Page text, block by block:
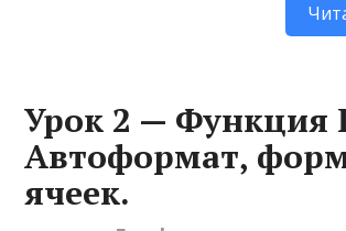
Урок 2 — Функция
Автоформат,
ячеек.